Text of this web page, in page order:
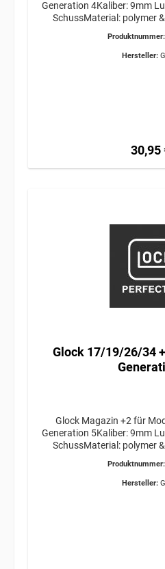
Generation 4Kaliber: 9mm
SchussMaterial: polymer
Produktnummer:
Hersteller:
30,95
Glock 17/19/26/34
Glock Magazin +2 für
Generation 5Kaliber: 9mm
SchussMaterial: polymer
Produktnummer:
Hersteller: